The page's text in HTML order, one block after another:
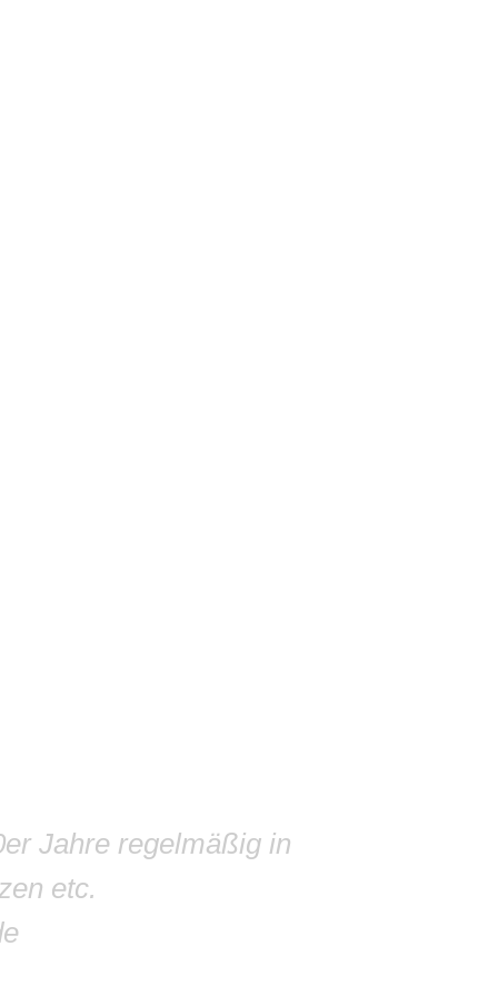
Jahre regelmäßig in
etc.